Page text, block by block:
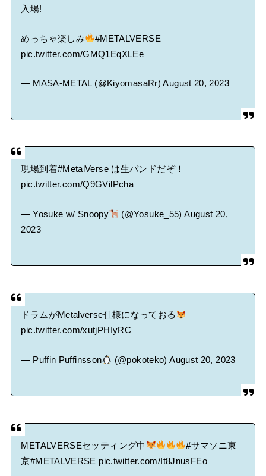
入場!
めっちゃ楽しみ
#METALVERSE
pic.twitter.com/GMQ1EqXLEe
— MASA-METAL (@KiyomasaRr)August 20, 2023
現場到着#MetalVerseは生バンドだぞ！
pic.twitter.com/Q9GVilPcha
— Yosuke w/ Snoopy (@Yosuke_55)August 20,
2023
ドラムがMetalverse仕様になっておる
pic.twitter.com/xutjPHIyRC
— Puffin Puffinsson (@pokoteko)August 20, 2023
METALVERSEセッティング中
#サマソニ東
京#METALVERSE pic.twitter.com/It8JnusFEo